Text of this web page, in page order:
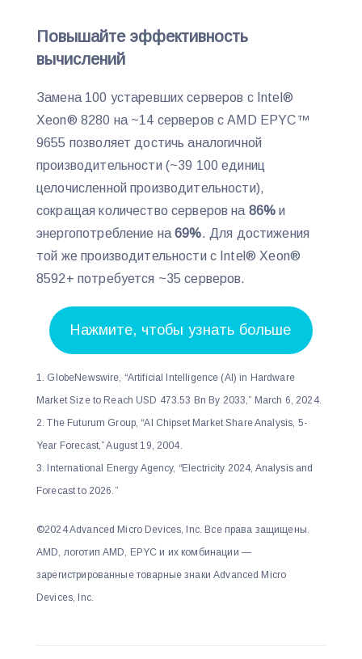
Повышайте эффективность
вычислений
Замена 100 устаревших серверов с Intel®
Xeon® 8280 на ~14 серверов с AMD EPYC™
9655 позволяет достичь аналогичной
производительности (~39 100 единиц
целочисленной производительности),
сокращая количество серверов на 86% и
энергопотребление на69%. Для достижения
той же производительности с Intel® Xeon®
8592+ потребуется ~35 серверов.
Нажмите, чтобы узнать больше
1. GlobeNewswire, “Artificial Intelligence (AI) in Hardware
Market Size to Reach USD 473.53 Bn By 2033,” March 6, 2024.
2. The Futurum Group, “AI Chipset Market Share Analysis, 5-
Year Forecast,” August 19, 2004.
3. International Energy Agency, “Electricity 2024, Analysis and
Forecast to 2026.”
©2024 Advanced Micro Devices, Inc. Все права защищены.
AMD, логотип AMD, EPYC и их комбинации —
зарегистрированные товарные знаки Advanced Micro
Devices, Inc.